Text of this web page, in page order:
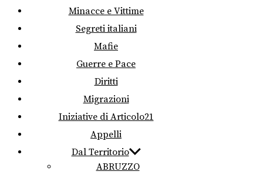
Minacce e Vittime
Segreti italiani
Mafie
Guerre e Pace
Diritti
Migrazioni
Iniziative di Articolo21
Appelli
Dal Territorio
ABRUZZO